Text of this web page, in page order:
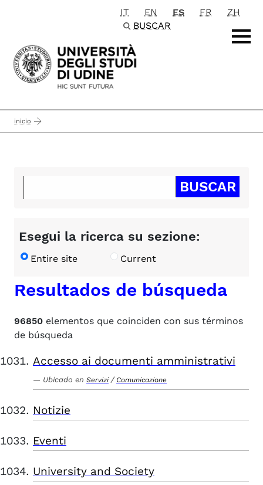
Passa al contenuto principale
IT EN ES FR
ZH
BUSCAR
inicio
Esegui la ricerca su sezione:
Entire site Current
Resultados de búsqueda
96850 elementos que coinciden con sus términos
de búsqueda
Accesso ai documenti amministrativi
Ubicado en Servizi / Comunicazione
Notizie
Eventi
University and Society